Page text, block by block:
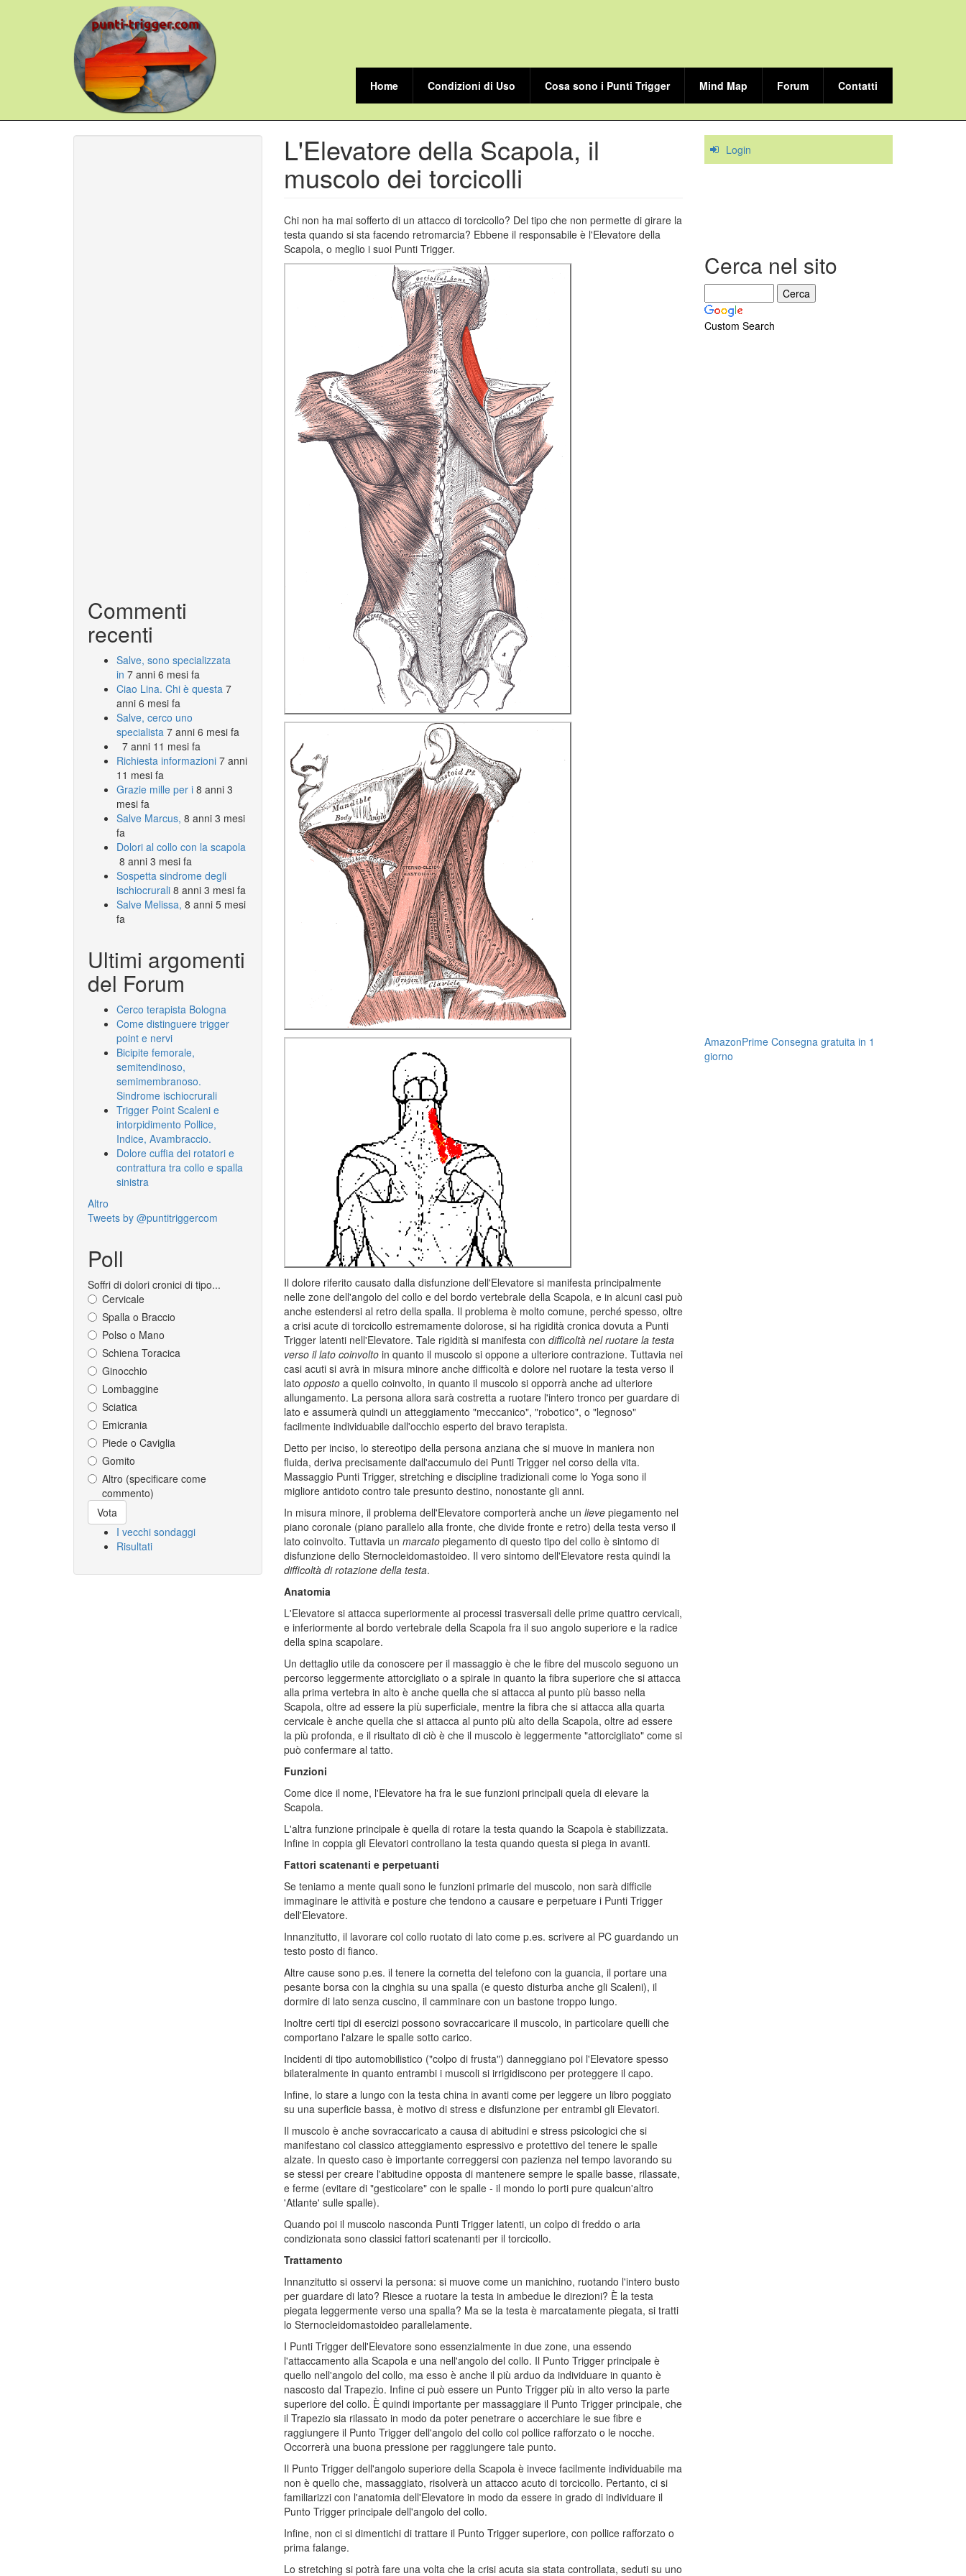
Home Condizioni di Uso Cosa sono i Punti Trigger Mind Map Forum Contatti
Commenti
recenti
Salve, sono specializzata
in 7 anni 6 mesi fa
Ciao Lina. Chi è questa 7
anni 6 mesi fa
Salve, cerco uno
specialista 7 anni 6 mesi fa
7 anni 11 mesi fa
Richiesta informazioni 7 anni
11 mesi fa
Grazie mille per i 8 anni 3
mesi fa
Salve Marcus, 8 anni 3 mesi
fa
Dolori al collo con la scapola
8 anni 3 mesi fa
Sospetta sindrome degli
ischiocrurali 8 anni 3 mesi fa
Salve Melissa, 8 anni 5 mesi
fa
Ultimi argomenti
del Forum
Cerco terapista Bologna
Come distinguere trigger
point e nervi
Bicipite femorale,
semitendinoso,
semimembranoso.
Sindrome ischiocrurali
Trigger Point Scaleni e
intorpidimento Pollice,
Indice, Avambraccio.
Dolore cuffia dei rotatori e
contrattura tra collo e spalla
sinistra
Altro
Tweets by @puntitriggercom
Poll
Soffri di dolori cronici di tipo...
Cervicale
Spalla o Braccio
Polso o Mano
Schiena Toracica
Ginocchio
Lombaggine
Sciatica
Emicrania
Piede o Caviglia
Gomito
Altro (specificare come
commento)
Scelte
Vota
I vecchi sondaggi
Risultati
L'Elevatore della Scapola, il
muscolo dei torcicolli
Chi non ha mai sofferto di un attacco di torcicollo? Del tipo che non permette di girare la
testa quando si sta facendo retromarcia? Ebbene il responsabile è l'Elevatore della
Scapola, o meglio i suoi Punti Trigger.
Il dolore riferito causato dalla disfunzione dell'Elevatore si manifesta principalmente
nelle zone dell'angolo del collo e del bordo vertebrale della Scapola, e in alcuni casi può
anche estendersi al retro della spalla. Il problema è molto comune, perché spesso, oltre
a crisi acute di torcicollo estremamente dolorose, si ha rigidità cronica dovuta a Punti
Trigger latenti nell'Elevatore. Tale rigidità si manifesta con difficoltà nel ruotare la testa
verso il lato coinvoltoin quanto il muscolo si oppone a ulteriore contrazione. Tuttavia nei
casi acuti si avrà in misura minore anche difficoltà e dolore nel ruotare la testa verso il
lato oppostoa quello coinvolto, in quanto il muscolo si opporrà anche ad ulteriore
allungamento. La persona allora sarà costretta a ruotare l'intero tronco per guardare di
lato e assumerà quindi un atteggiamento "meccanico", "robotico", o "legnoso"
facilmente individuabile dall'occhio esperto del bravo terapista.
Detto per inciso, lo stereotipo della persona anziana che si muove in maniera non
fluida, deriva precisamente dall'accumulo dei Punti Trigger nel corso della vita.
Massaggio Punti Trigger, stretching e discipline tradizionali come lo Yoga sono il
migliore antidoto contro tale presunto destino, nonostante gli anni.
In misura minore, il problema dell'Elevatore comporterà anche un lievepiegamento nel
piano coronale (piano parallelo alla fronte, che divide fronte e retro) della testa verso il
lato coinvolto. Tuttavia un marcatopiegamento di questo tipo del collo è sintomo di
disfunzione dello Sternocleidomastoideo. Il vero sintomo dell'Elevatore resta quindi la
difficoltà di rotazione della testa.
Anatomia
L'Elevatore si attacca superiormente ai processi trasversali delle prime quattro cervicali,
e inferiormente al bordo vertebrale della Scapola fra il suo angolo superiore e la radice
della spina scapolare.
Un dettaglio utile da conoscere per il massaggio è che le fibre del muscolo seguono un
percorso leggermente attorcigliato o a spirale in quanto la fibra superiore che si attacca
alla prima vertebra in alto è anche quella che si attacca al punto più basso nella
Scapola, oltre ad essere la più superficiale, mentre la fibra che si attacca alla quarta
cervicale è anche quella che si attacca al punto più alto della Scapola, oltre ad essere
la più profonda, e il risultato di ciò è che il muscolo è leggermente "attorcigliato" come si
può confermare al tatto.
Funzioni
Come dice il nome, l'Elevatore ha fra le sue funzioni principali quela di elevare la
Scapola.
L'altra funzione principale è quella di rotare la testa quando la Scapola è stabilizzata.
Infine in coppia gli Elevatori controllano la testa quando questa si piega in avanti.
Fattori scatenanti e perpetuanti
Se teniamo a mente quali sono le funzioni primarie del muscolo, non sarà difficile
immaginare le attività e posture che tendono a causare e perpetuare i Punti Trigger
dell'Elevatore.
Innanzitutto, il lavorare col collo ruotato di lato come p.es. scrivere al PC guardando un
testo posto di fianco.
Altre cause sono p.es. il tenere la cornetta del telefono con la guancia, il portare una
pesante borsa con la cinghia su una spalla (e questo disturba anche gli Scaleni), il
dormire di lato senza cuscino, il camminare con un bastone troppo lungo.
Inoltre certi tipi di esercizi possono sovraccaricare il muscolo, in particolare quelli che
comportano l'alzare le spalle sotto carico.
Incidenti di tipo automobilistico ("colpo di frusta") danneggiano poi l'Elevatore spesso
bilateralmente in quanto entrambi i muscoli si irrigidiscono per proteggere il capo.
Infine, lo stare a lungo con la testa china in avanti come per leggere un libro poggiato
su una superficie bassa, è motivo di stress e disfunzione per entrambi gli Elevatori.
Il muscolo è anche sovraccaricato a causa di abitudini e stress psicologici che si
manifestano col classico atteggiamento espressivo e protettivo del tenere le spalle
alzate. In questo caso è importante correggersi con pazienza nel tempo lavorando su
se stessi per creare l'abitudine opposta di mantenere sempre le spalle basse, rilassate,
e ferme (evitare di "gesticolare" con le spalle - il mondo lo porti pure qualcun'altro
'Atlante' sulle spalle).
Quando poi il muscolo nasconda Punti Trigger latenti, un colpo di freddo o aria
condizionata sono classici fattori scatenanti per il torcicollo.
Trattamento
Innanzitutto si osservi la persona: si muove come un manichino, ruotando l'intero busto
per guardare di lato? Riesce a ruotare la testa in ambedue le direzioni? È la testa
piegata leggermente verso una spalla? Ma se la testa è marcatamente piegata, si tratti
lo Sternocleidomastoideo parallelamente.
I Punti Trigger dell'Elevatore sono essenzialmente in due zone, una essendo
l'attaccamento alla Scapola e una nell'angolo del collo. Il Punto Trigger principale è
quello nell'angolo del collo, ma esso è anche il più arduo da individuare in quanto è
nascosto dal Trapezio. Infine ci può essere un Punto Trigger più in alto verso la parte
superiore del collo. È quindi importante per massaggiare il Punto Trigger principale, che
il Trapezio sia rilassato in modo da poter penetrare o accerchiare le sue fibre e
raggiungere il Punto Trigger dell'angolo del collo col pollice rafforzato o le nocche.
Occorrerà una buona pressione per raggiungere tale punto.
Il Punto Trigger dell'angolo superiore della Scapola è invece facilmente individuabile ma
non è quello che, massaggiato, risolverà un attacco acuto di torcicollo. Pertanto, ci si
familiarizzi con l'anatomia dell'Elevatore in modo da essere in grado di individuare il
Punto Trigger principale dell'angolo del collo.
Infine, non ci si dimentichi di trattare il Punto Trigger superiore, con pollice rafforzato o
prima falange.
Lo stretching si potrà fare una volta che la crisi acuta sia stata controllata, seduti su uno
Login
Cerca nel sito
Custom Search
AmazonPrime Consegna gratuita in 1
giorno